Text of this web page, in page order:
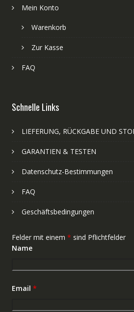
Mein Konto
Warenkorb
Zur Kasse
FAQ
Schnelle Links
LIEFERUNG, RÜCKGABE UND
GARANTIEN & TESTEN
Datenschutz-Bestimmungen
FAQ
Geschäftsbedingungen
Felder mit einem * sind Pflichtfelder
Name
Email *